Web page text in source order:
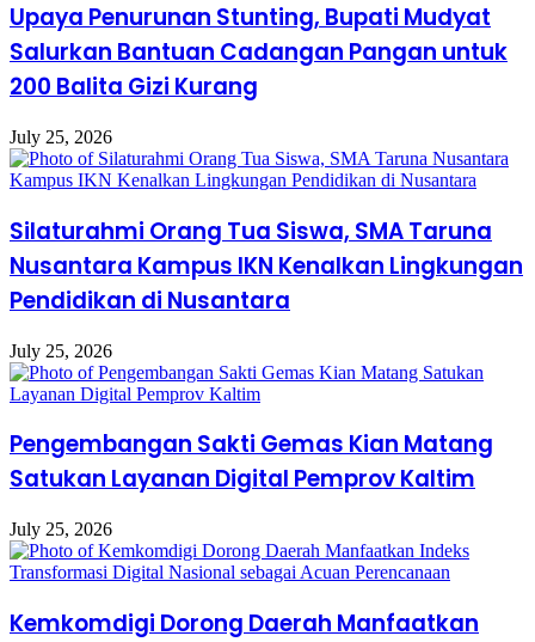
Upaya Penurunan Stunting, Bupati Mudyat
Salurkan Bantuan Cadangan Pangan untuk
200 Balita Gizi Kurang
July 25, 2026
Silaturahmi Orang Tua Siswa, SMA Taruna
Nusantara Kampus IKN Kenalkan Lingkungan
Pendidikan di Nusantara
July 25, 2026
Pengembangan Sakti Gemas Kian Matang
Satukan Layanan Digital Pemprov Kaltim
July 25, 2026
Kemkomdigi Dorong Daerah Manfaatkan